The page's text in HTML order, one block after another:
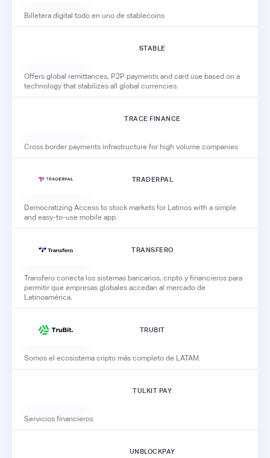
Billetera digital todo en uno de stablecoins
STABLE
Offers global remittances, P2P payments and card use based on a
technology that stabilizes all global currencies.
TRACE FINANCE
Cross border payments infrastructure for high volume companies
TRADERPAL
Democratizing Access to stock markets for Latinos with a simple
and easy-to-use mobile app.
TRANSFERO
Transfero conecta los sistemas bancarios, cripto y financieros para
permitir que empresas globales accedan al mercado de
Latinoamérica.
TRUBIT
Somos el ecosistema cripto más completo de LATAM.
TULKIT PAY
Servicios financieros
UNBLOCKPAY